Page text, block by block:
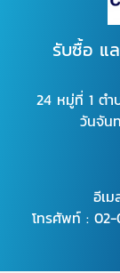
รับซื้อ แ
24 หมู่ที่ 1 ตำ
วันจัน
อีเ
โทรศัพท์ : 02-